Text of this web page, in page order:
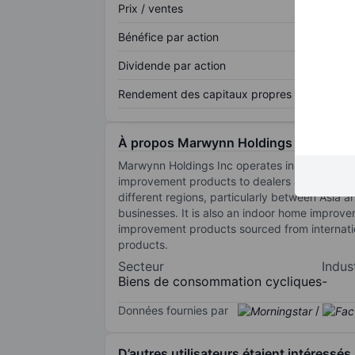
Prix / ventes
Bénéfice par action
Dividende par action
Rendement des capitaux propres
À propos Marwynn Holdings Inc.
Marwynn Holdings Inc operates in two
improvement products to dealers and retail
different regions, particularly between Asia
businesses. It is also an indoor home
improvement products sourced from
products.
Secteur
Biens de consommation cycliques-
Données fournies par /